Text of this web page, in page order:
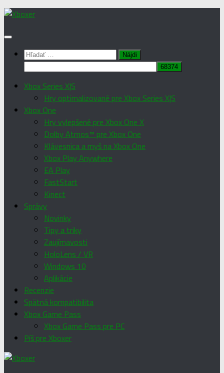
Preskočiť
obsah
Hľadať:
Xbox Series X|S
Hry optimalizované pre Xbox Series X|S
Xbox One
Hry vylepšené pre Xbox One X
Dolby Atmos™ pre Xbox One
Klávesnica a myš na Xbox One
Xbox Play Anywhere
EA Play
FastStart
Kinect
Správy
Novinky
Tipy a triky
Zaujímavosti
HoloLens / VR
Windows 10
Aplikácie
Recenzie
Spätná kompatibilita
Xbox Game Pass
Xbox Game Pass pre PC
Píš pre Xboxer